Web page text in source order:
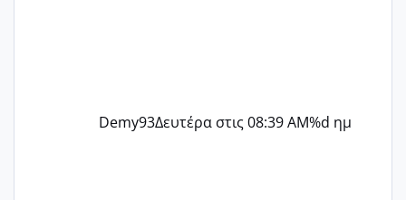
Demy93Δευτέρα στις 08:39 AM%d ημ